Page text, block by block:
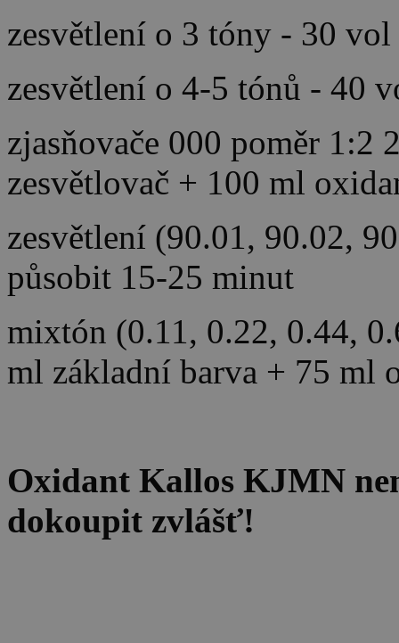
zesvětlení o 3 tóny - 30
zesvětlení o 4-5 tónů - 40
zjasňovače 000 poměr 1:2
zesvětlovač + 100 ml
zesvětlení (90.01, 90.02,
působit 15-25 minut
mixtón (0.11, 0.22, 0.44,
ml základní barva + 75 ml
Oxidant Kallos KJMN
dokoupit zvlášť!